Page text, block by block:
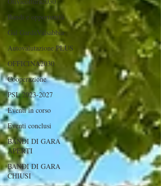
Bandi e opportunità
Gal GardaValsabbia
Autovalutazione PLUS
OFFICINA2030
Cooperazione
PSL 2023-2027
Eventi in corso
Eventi conclusi
BANDI DI GARA
APERTI
BANDI DI GARA
CHIUSI